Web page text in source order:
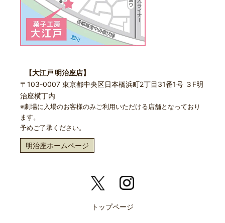
【大江戸 明治座店】
〒103-0007 東京都中央区日本橋浜町2丁目31番1号 ３F明
治座横丁内
※劇場に入場のお客様のみご利用いただける店舗となっており
ます。
予めご了承ください。
明治座ホームページ
トップページ